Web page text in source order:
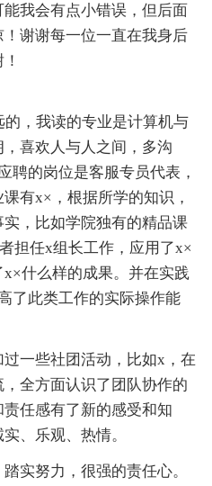
我会有点小错误，但后面
谢谢每一位一直在我身后
，我读的专业是计算机与
喜欢人与人之间，多沟
聘的岗位是客服专员代表，
有x×，根据所学的知识，
，比如学院独有的精品课
担任x组长工作，应用了x×
什么样的成果。并在实践
了此类工作的实际操作能
一些社团活动，比如x，在
全方面认识了团队协作的
任感有了新的感受和知
、乐观、热情。
实努力，很强的责任心。